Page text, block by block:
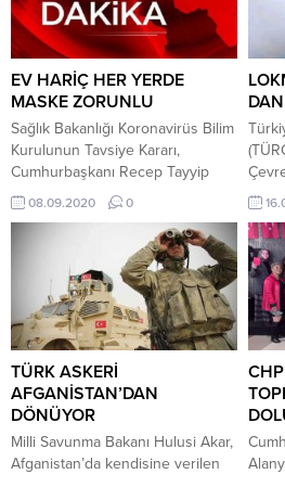
Müdürü Hüseyin Er, “Öğrencimiz
Yusuf Taha UÇAR,”Bükemediğin
Eli Öpeceksin” sözünden yola
çıkarak, bu bayramı korona...
etti.
EV HARİÇ HER YERDE
MASKE ZORUNLU
Sağlık Bakanlığı Koronavirüs Bilim
Kurulunun Tavsiye Kararı,
Cumhurbaşkanı Recep Tayyip
Erdoğan’ın talimatı doğrultusunda
İçişleri Bakanlığı 81 İl valiliğine
“Covid 19 Tedbirleri” konulu ek
genelge gönderildi. Genelgeye
göre, ülke genelinde meskenler
hariç olmak üzere tüm alanlarda
maske takmak zorunlu olacak.
Şehir içi ulaşımda ayakta yolcu
alınmayacak. Restoran, kafe vb.
tüm yeme-içme...
08.09.2020 0
TÜRK ASKERİ
AFGANİSTAN’DAN
DÖNÜYOR
Milli Savunma Bakanı Hulusi Akar,
Afganistan’da kendisine verilen